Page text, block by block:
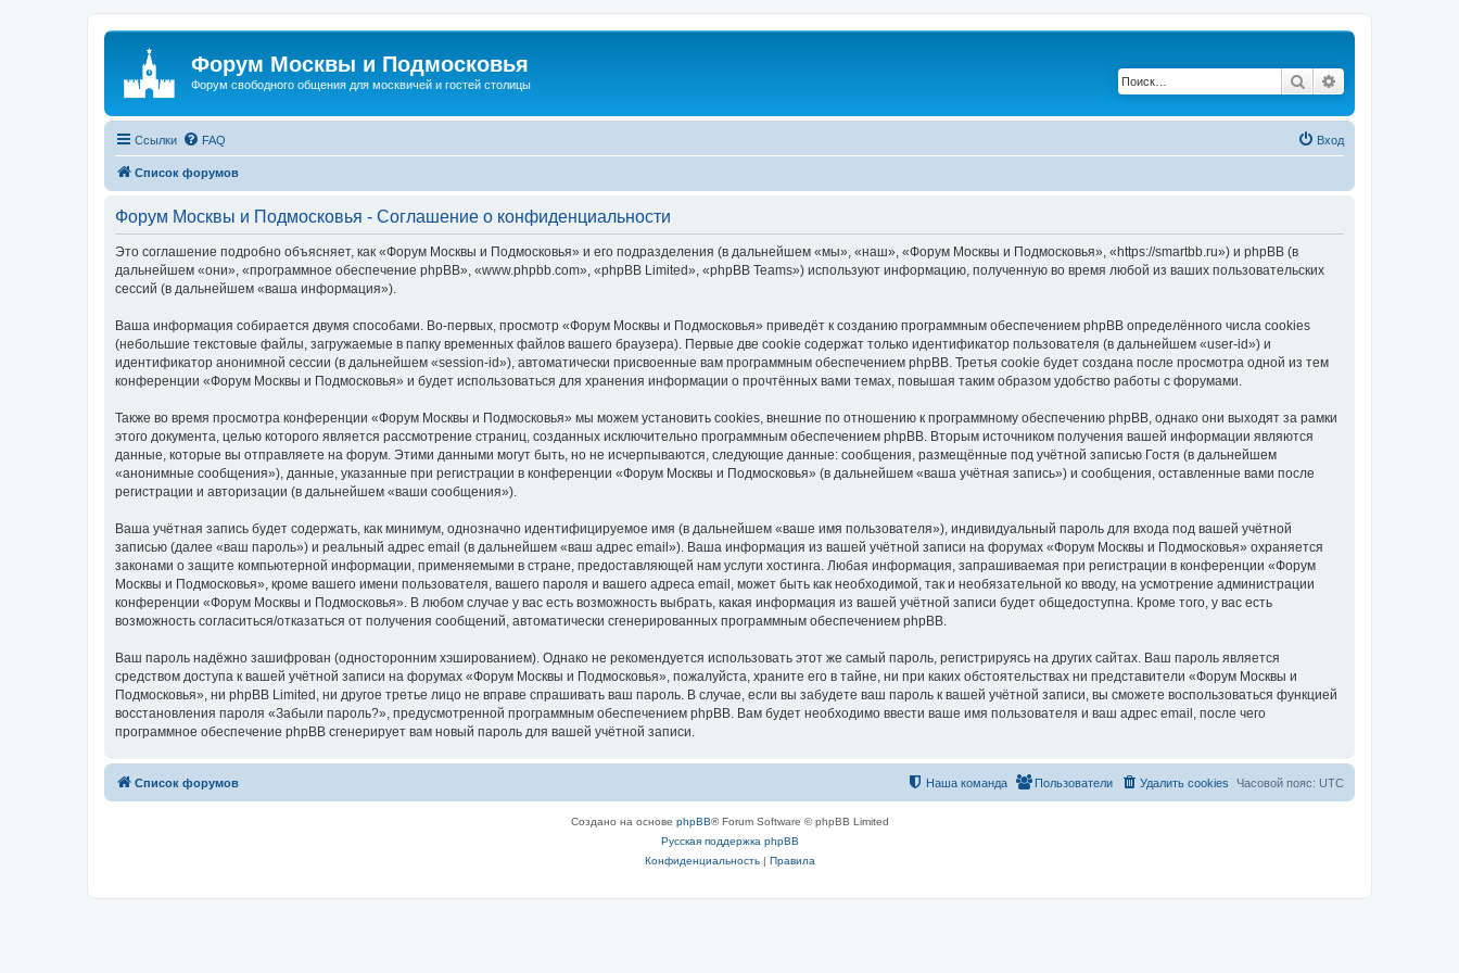
Форум Москвы и Подмосковья
Форум свободного общения для москвичей и гостей столицы Поиск
Ссылки FAQ Вход
Список форумов
Форум Москвы и Подмосковья - Соглашение о конфиденциальности
Это соглашение подробно объясняет, как «Форум Москвы и Подмосковья» и его подразделения (в дальнейшем «мы», «наш», «Форум Москвы и Подмосковья», «https://smartbb.ru») и phpBB (в
дальнейшем «они», «программное обеспечение phpBB», «www.phpbb.com», «phpBB Limited», «phpBB Teams») используют информацию, полученную во время любой из ваших пользовательских
сессий (в дальнейшем «ваша информация»).
Ваша информация собирается двумя способами. Во-первых, просмотр «Форум Москвы и Подмосковья» приведёт к созданию программным обеспечением phpBB определённого числа cookies
(небольшие текстовые файлы, загружаемые в папку временных файлов вашего браузера). Первые две cookie содержат только идентификатор пользователя (в дальнейшем «user-id») и
идентификатор анонимной сессии (в дальнейшем «session-id»), автоматически присвоенные вам программным обеспечением phpBB. Третья cookie будет создана после просмотра одной из тем
конференции «Форум Москвы и Подмосковья» и будет использоваться для хранения информации о прочтённых вами темах, повышая таким образом удобство работы с форумами.
Также во время просмотра конференции «Форум Москвы и Подмосковья» мы можем установить cookies, внешние по отношению к программному обеспечению phpBB, однако они выходят за рамки
этого документа, целью которого является рассмотрение страниц, созданных исключительно программным обеспечением phpBB. Вторым источником получения вашей информации являются
данные, которые вы отправляете на форум. Этими данными могут быть, но не исчерпываются, следующие данные: сообщения, размещённые под учётной записью Гостя (в дальнейшем
«анонимные сообщения»), данные, указанные при регистрации в конференции «Форум Москвы и Подмосковья» (в дальнейшем «ваша учётная запись») и сообщения, оставленные вами после
регистрации и авторизации (в дальнейшем «ваши сообщения»).
Ваша учётная запись будет содержать, как минимум, однозначно идентифицируемое имя (в дальнейшем «ваше имя пользователя»), индивидуальный пароль для входа под вашей учётной
записью (далее «ваш пароль») и реальный адрес email (в дальнейшем «ваш адрес email»). Ваша информация из вашей учётной записи на форумах «Форум Москвы и Подмосковья» охраняется
законами о защите компьютерной информации, применяемыми в стране, предоставляющей нам услуги хостинга. Любая информация, запрашиваемая при регистрации в конференции «Форум
Москвы и Подмосковья», кроме вашего имени пользователя, вашего пароля и вашего адреса email, может быть как необходимой, так и необязательной ко вводу, на усмотрение администрации
конференции «Форум Москвы и Подмосковья». В любом случае у вас есть возможность выбрать, какая информация из вашей учётной записи будет общедоступна. Кроме того, у вас есть
возможность согласиться/отказаться от получения сообщений, автоматически сгенерированных программным обеспечением phpBB.
Ваш пароль надёжно зашифрован (односторонним хэшированием). Однако не рекомендуется использовать этот же самый пароль, регистрируясь на других сайтах. Ваш пароль является
средством доступа к вашей учётной записи на форумах «Форум Москвы и Подмосковья», пожалуйста, храните его в тайне, ни при каких обстоятельствах ни представители «Форум Москвы и
Подмосковья», ни phpBB Limited, ни другое третье лицо не вправе спрашивать ваш пароль. В случае, если вы забудете ваш пароль к вашей учётной записи, вы сможете воспользоваться функцией
восстановления пароля «Забыли пароль?», предусмотренной программным обеспечением phpBB. Вам будет необходимо ввести ваше имя пользователя и ваш адрес email, после чего
программное обеспечение phpBB сгенерирует вам новый пароль для вашей учётной записи.
Список форумов Часовой пояс: UTC
Удалить cookies
Пользователи
Наша команда
Создано на основе phpBB® Forum Software © phpBB Limited
Русская поддержка phpBB
Конфиденциальность| Правила